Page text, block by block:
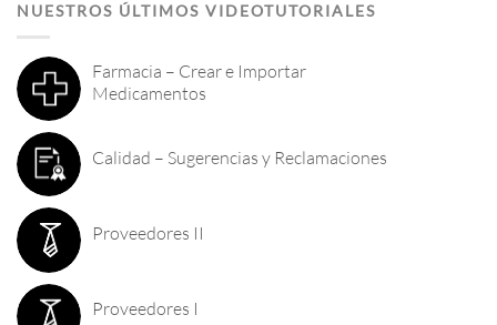
NUESTROS ÚLTIMOS VIDEOTUTORIALES
Farmacia – Crear e Importar
Medicamentos
Calidad – Sugerencias y Reclamaciones
Proveedores II
Proveedores I